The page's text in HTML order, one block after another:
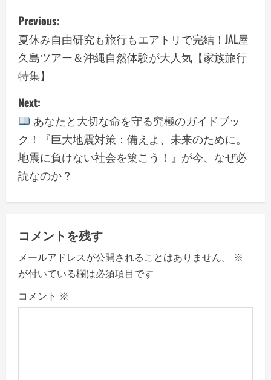
P
o
s
t
n
a
v
a
t
i
Previous:
夏休み自由研究も旅行もエアトリで完結！JAL屋
久島ツアー＆沖縄自然体験が大人気【家族旅行
特集】
Next:
あなたと大切な命を守る究極のガイドブッ
ク！『巨大地震対策：備えよ、未来のために。
地震に負けない社会を築こう！』が今、なぜ必
読なのか？
コメントを残す
メールアドレスが公開されることはありません。
※
が付いている欄は必須項目です
コメント ※